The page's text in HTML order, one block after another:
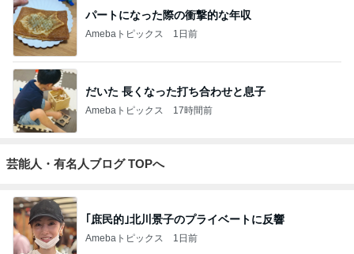
パートになった際の衝撃的な年収
Amebaトピックス 1日前
だいた 長くなった打ち合わせと息子
Amebaトピックス 17時間前
芸能人・有名人ブログ TOPへ
｢庶民的｣北川景子のプライベートに反響
Amebaトピックス 1日前